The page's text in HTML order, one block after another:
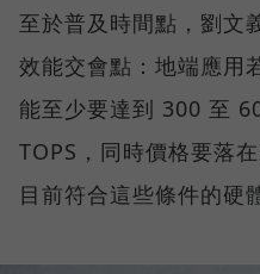
至於普及時間點，劉文
效能交會點：地端應用
能至少要達到 300 至
TOPS，同時價格要落
目前符合這些條件的硬